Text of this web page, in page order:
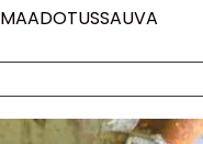
MAADOTUSSAUVA